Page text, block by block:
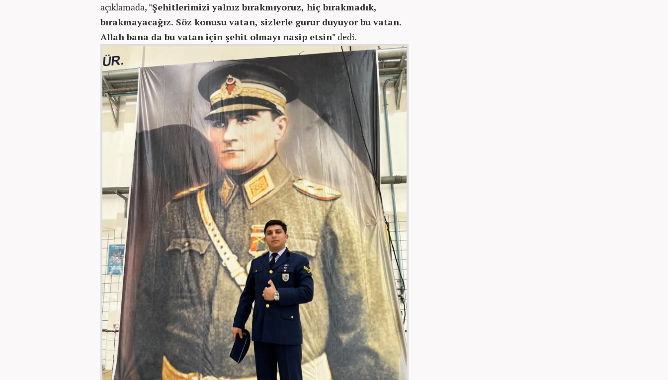
açıklamada, "Şehitlerimizi yalnız bırakmıyoruz, hiç bırakmadık,
bırakmayacağız. Söz konusu vatan, sizlerle gurur duyuyor bu vatan.
Allah bana da bu vatan için şehit olmayı nasip etsin"dedi.